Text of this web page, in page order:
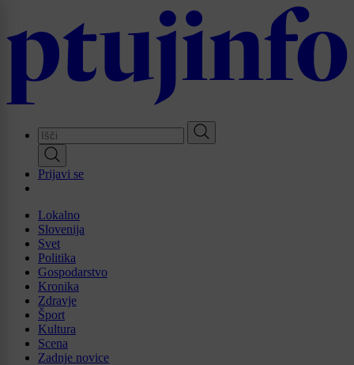
main
Prijavi se
Lokalno
Slovenija
Svet
Politika
Gospodarstvo
Kronika
Zdravje
Šport
Kultura
Scena
Zadnje novice